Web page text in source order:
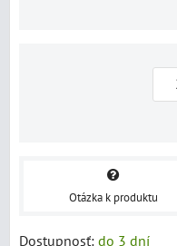
Otázka k produktu
Dostupnosť: do 3 dní